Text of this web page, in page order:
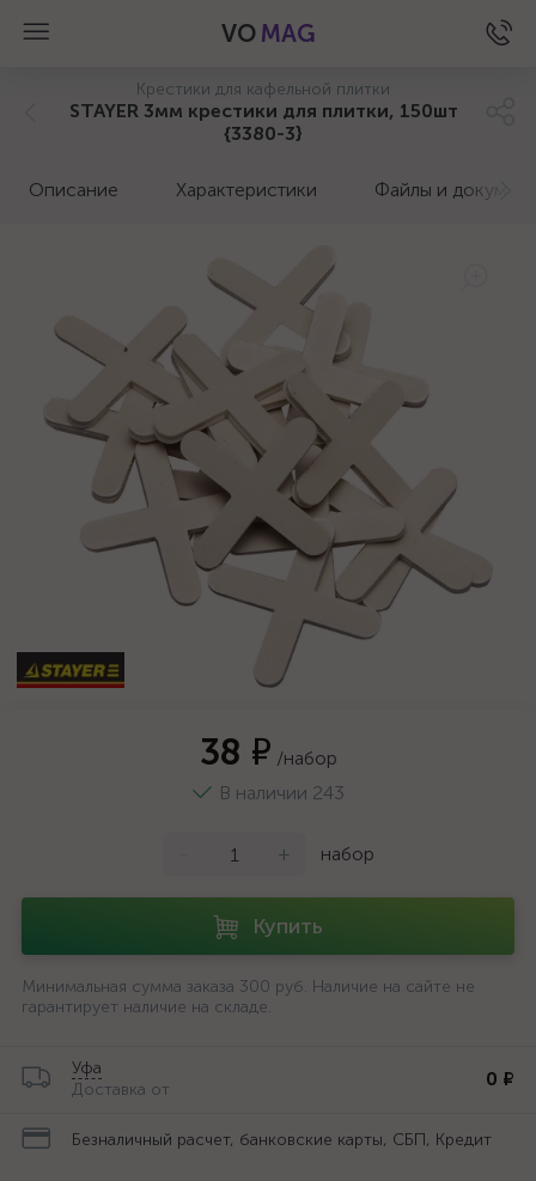
VO MAG
Крестики для кафельной плитки
STAYER 3мм крестики для плитки, 150шт
{3380-3}
Описание Характеристики Файлы и
38 ₽ /набор
В наличии 243
+ набор
Купить
Минимальная сумма заказа 300 руб. Наличие на сайте не
гарантирует наличие на складе.
Уфа
Доставка от
0 ₽
Безналичный расчет, банковские карты, СБП, Кредит